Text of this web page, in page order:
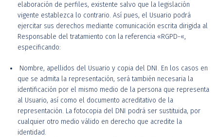
elaboración de perfiles, existente salvo que la legislación
vigente establezca lo contrario. Así pues, el Usuario podrá
ejercitar sus derechos mediante comunicación escrita dirigida al
Responsable del tratamiento con la referencia «RGPD-«,
especificando:
Nombre, apellidos del Usuario y copia del DNI. En los casos en
que se admita la representación, será también necesaria la
identificación por el mismo medio de la persona que representa
al Usuario, así como el documento acreditativo de la
representación. La fotocopia del DNI podrá ser sustituida, por
cualquier otro medio válido en derecho que acredite la
identidad.